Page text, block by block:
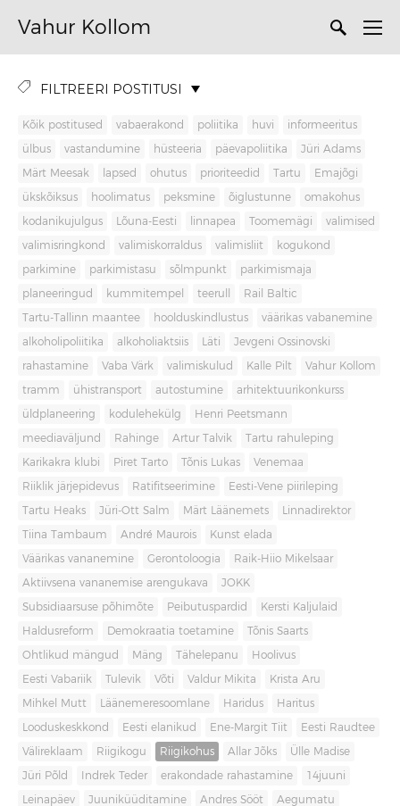
Vahur Kollom
FILTREERI POSTITUSI
Kõik postitused vabaerakond poliitika huvi informeeritus
ülbus vastandumine hüsteeria päevapoliitika Jüri Adams
Märt Meesak lapsed ohutus prioriteedid Tartu Emajõgi
ükskõiksus hoolimatus peksmine õiglustunne omakohus
kodanikujulgus Lõuna-Eesti linnapea Toomemägi valimised
valimisringkond valimiskorraldus valimisliit kogukond
parkimine parkimistasu sõlmpunkt parkimismaja
planeeringud kummitempel teerull Rail Baltic
Tartu-Tallinn maantee hoolduskindlustus väärikas vabanemine
alkoholipoliitika alkoholiaktsiis Läti Jevgeni Ossinovski
rahastamine Vaba Värk valimiskulud Kalle Pilt Vahur Kollom
tramm ühistransport autostumine arhitektuurikonkurss
üldplaneering kodulehekülg Henri Peetsmann
meediaväljund Rahinge Artur Talvik Tartu rahuleping
Karikakra klubi Piret Tarto Tõnis Lukas Venemaa
Riiklik järjepidevus Ratifitseerimine Eesti-Vene piirileping
Tartu Heaks Jüri-Ott Salm Märt Läänemets Linnadirektor
Tiina Tambaum André Maurois Kunst elada
Väärikas vananemine Gerontoloogia Raik-Hiio Mikelsaar
Aktiivsena vananemise arengukava JOKK
Subsidiaarsuse põhimõte Peibutuspardid Kersti Kaljulaid
Haldusreform Demokraatia toetamine Tõnis Saarts
Ohtlikud mängud Mäng Tähelepanu Hoolivus
Eesti Vabariik Tulevik Võti Valdur Mikita Krista Aru
Mihkel Mutt Läänemeresoomlane Haridus Haritus
Looduskeskkond Eesti elanikud Ene-Margit Tiit Eesti Raudtee
Välireklaam Riigikogu Riigikohus Allar Jõks Ülle Madise
Jüri Põld Indrek Teder erakondade rahastamine 14juuni
Leinapäev Juuniküüditamine Andres Sööt Aegumatu